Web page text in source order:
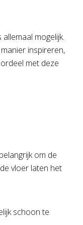
mogelijk.
inspireren,
met deze
om de
vloer laten het
schoon te